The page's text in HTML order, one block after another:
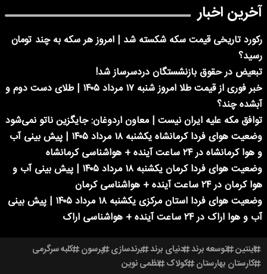
آخرین اخبار
رکورد تاریخی قیمت سکه شکسته شد | امروز هر سکه به چند تومان
رسید؟
تبعیض در حقوق بازنشستگان دردسرساز شد!
خبر فوری از قیمت طلا امروز شنبه ۱۷ مرداد ۱۴۰۵ | طلای دست دوم و
آبشده چند؟
توافق مکه علیه ایران نیست | معاون اردوغان: جایگزین ناتو نمی‌شود
وضعیت هوای فردا کرمانشاه یکشنبه ۱۸ مرداد ۱۴۰۵ | پیش بینی آب
و هوا کرمانشاه در ۲۴ ساعت آینده + هواشناسی کرمانشاه
وضعیت هوای فردا کرمان یکشنبه ۱۸ مرداد ۱۴۰۵ | پیش بینی آب و
هوا کرمان در ۲۴ ساعت آینده + هواشناسی کرمان
وضعیت هوای فردا استان مرکزی یکشنبه ۱۸ مرداد ۱۴۰۵ | پیش بینی
آب و هوا اراک در ۲۴ ساعت آینده + هواشناسی اراک
اینتین توسعه برند دنیای برند برندسازی پرسون کلبه سرگرمی
کارستان بهارستان کولاک نظمی نوین